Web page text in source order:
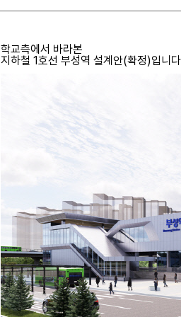
학교측에서 바라본
지하철 1호선 부성역 설계안(확정)입니